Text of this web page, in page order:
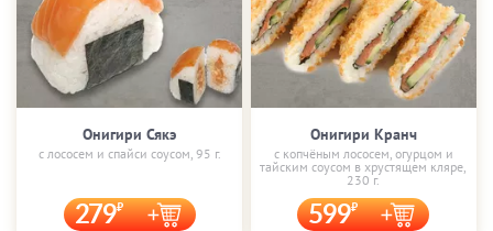
Онигири Сякэ
с лососем и спайси соусом, 95 г.
279
Онигири Кранч
с копчёным лососем, огурцом и
тайским соусом в хрустящем кляре,
230 г.
599